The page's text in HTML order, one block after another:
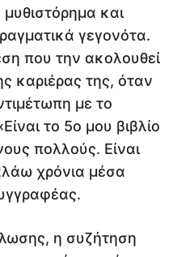
και
γεγονότα.
που την ακολουθεί
καριέρας της, όταν
με το
το 5ο μου βιβλίο
πολλούς. Είναι
χρόνια μέσα
η συζήτηση